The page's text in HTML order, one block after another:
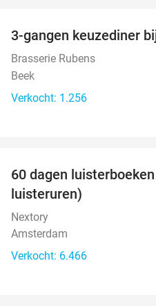
3-gangen keuzediner
Brasserie Rubens
Beek
Verkocht: 1.256
60 dagen
luisteruren)
Nextory
Amsterdam
Verkocht: 6.466